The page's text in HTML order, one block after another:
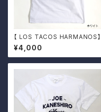
【 LOS TACOS HARMANOS】
¥4,000